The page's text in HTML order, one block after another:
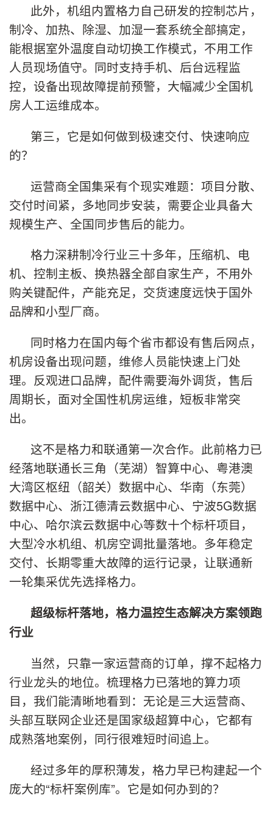
此外，机组内置格力自己研发的控制芯片，
制冷、加热、除湿、加湿一套系统全部搞定，
能根据室外温度自动切换工作模式，不用工作
人员现场值守。同时支持手机、后台远程监
控，设备出现故障提前预警，大幅减少全国机
房人工运维成本。
第三，它是如何做到极速交付、快速响应
的？
运营商全国集采有个现实难题：项目分散、
交付时间紧，多地同步安装，需要企业具备大
规模生产、全国同步售后的能力。
格力深耕制冷行业三十多年，压缩机、电
机、控制主板、换热器全部自家生产，不用外
购关键配件，产能充足，交货速度远快于国外
品牌和小型厂商。
同时格力在国内每个省市都设有售后网点，
机房设备出现问题，维修人员能快速上门处
理。反观进口品牌，配件需要海外调货，售后
周期长，面对全国性机房运维，短板非常突
出。
这不是格力和联通第一次合作。此前格力已
经落地联通长三角（芜湖）智算中心、粤港澳
大湾区枢纽（韶关）数据中心、华南（东莞）
数据中心、浙江德清云数据中心、宁波5G数据
中心、哈尔滨云数据中心等数十个标杆项目，
大型冷水机组、机房空调批量落地。多年稳定
交付、长期零重大故障的运行记录，让联通新
一轮集采优先选择格力。
超级标杆落地，格力温控生态解决方案领跑
行业
当然，只靠一家运营商的订单，撑不起格力
行业龙头的地位。梳理格力已落地的算力项
目，我们能清晰地看到：无论是三大运营商、
头部互联网企业还是国家级超算中心，它都有
成熟落地案例，同行很难短时间追上。
经过多年的厚积薄发，格力早已构建起一个
庞大的“标杆案例库”。它是如何办到的？